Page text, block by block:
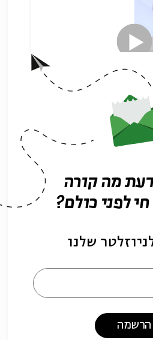
מה קורה
לפני כולם?
שלנו
הרשמה